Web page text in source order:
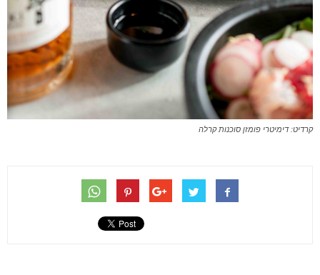
קרדיט: דימיטרי פומזן סוכנות קרלה